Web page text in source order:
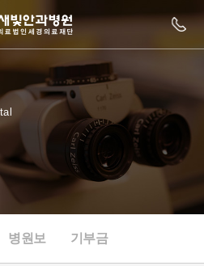
인재채용
협력병원
병원보 기부금